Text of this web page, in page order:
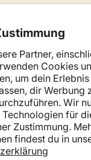
Partner,
Cookies
um dein
dir Werbung
Wir
Technologien für
Zustimmung.
findest du in
und Tipps
€)